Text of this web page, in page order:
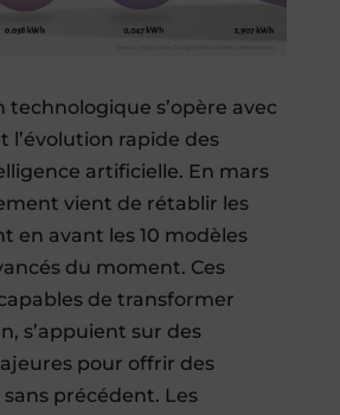
technologique s’opère avec
l’évolution rapide des
artificielle. En mars
vient de rétablir les
en avant les 10 modèles
du moment. Ces
de transformer
s’appuient sur des
pour offrir des
précédent. Les